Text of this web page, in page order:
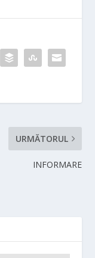
URMĂTORUL
INFORMARE